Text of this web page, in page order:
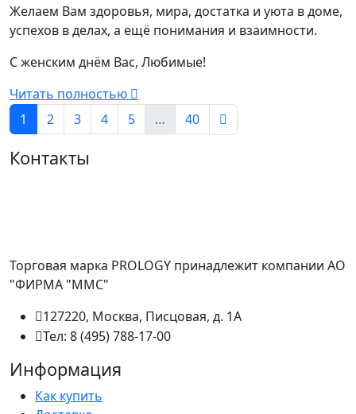
Желаем Вам здоровья, мира, достатка и уюта в доме,
успехов в делах, а ещё понимания и взаимности.
С женским днём Вас, Любимые!
Читать полностью
1
2 3 4 5 … 40
Контакты
Торговая марка PROLOGY принадлежит компании АО
"ФИРМА "ММС"
127220, Москва, Писцовая, д. 1А
Тел: 8 (495) 788-17-00
Информация
Как купить